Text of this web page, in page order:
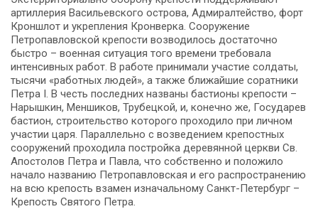
артиллерия Васильевского острова, Адмиралтейство, форт
Кроншлот и укрепления Кронверка. Сооружение
Петропавловской крепости возводилось достаточно
быстро – военная ситуация того времени требовала
интенсивных работ. В работе принимали участие солдаты,
тысячи «работных людей», а также ближайшие соратники
Петра I. В честь последних названы бастионы крепости –
Нарышкин, Меншиков, Трубецкой, и, конечно же, Государев
бастион, строительство которого проходило при личном
участии царя. Параллельно с возведением крепостных
сооружений проходила постройка деревянной церкви Св.
Апостолов Петра и Павла, что собственно и положило
начало названию Петропавловская и его распространению
на всю крепость взамен изначальному Санкт-Петербург –
Крепость Святого Петра.